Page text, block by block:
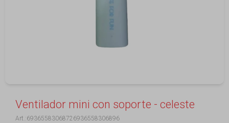
Ventilador mini con soporte - celeste
69365583068726936558306896